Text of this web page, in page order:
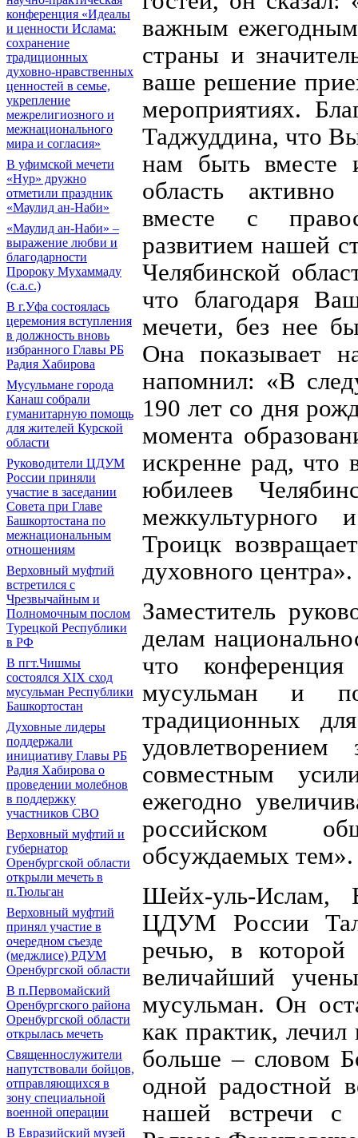
конференция «Идеалы
и ценности Ислама:
сохранение
традиционных
духовно-нравственных
ценностей в семье,
укрепление
межрелигиозного и
межнационального
мира и согласия»
В уфимской мечети
«Нур» дружно
отметили праздник
«Маулид ан-Наби»
«Маулид ан-Наби» –
выражение любви и
благодарности
Пророку Мухаммаду
(с.а.с.)
В г.Уфа состоялась
церемония вступления
в должность вновь
избранного Главы РБ
Радия Хабирова
Мусульмане города
Канаш собрали
гуманитарную помощь
для жителей Курской
области
Руководители ЦДУМ
России приняли
участие в заседании
Совета при Главе
Башкортостана по
межнациональным
отношениям
Верховный муфтий
встретился с
Чрезвычайным и
Полномочным послом
Турецкой Республики
в РФ
В пгт.Чишмы
состоялся XIX сход
мусульман Республики
Башкортостан
Духовные лидеры
поддержали
инициативу Главы РБ
Радия Хабирова о
проведении молебнов
в поддержку
участников СВО
Верховный муфтий и
губернатор
Оренбургской области
открыли мечеть в
п.Тюльган
Верховный муфтий
принял участие в
очередном съезде
(меджлисе) РДУМ
Оренбургской области
В п.Первомайский
Оренбургского района
Оренбургской области
открылась мечеть
Священнослужители
напутствовали бойцов,
отправляющихся в
зону специальной
военной операции
В Евразийский музей
важным
страны и
ваше решение
мероприятиях.
Таджуддина, что
нам быть вместе
область активно
вместе с
развитием нашей
Челябинской
что благодаря
мечети, без нее
Она показывает
напомнил: «В
190 лет со дня
момента
искренне рад, что
юбилеев
межкультурного
Троицк
духовного центра».
Заместитель
делам
что
мусульман и
традиционных
совместным
ежегодно
российском
обсуждаемых тем».
Шейх-уль-Ислам,
ЦДУМ России
речью, в которой
величайший
мусульман. Он
как практик, лечил
больше – словом
одной радостной
нашей встречи с